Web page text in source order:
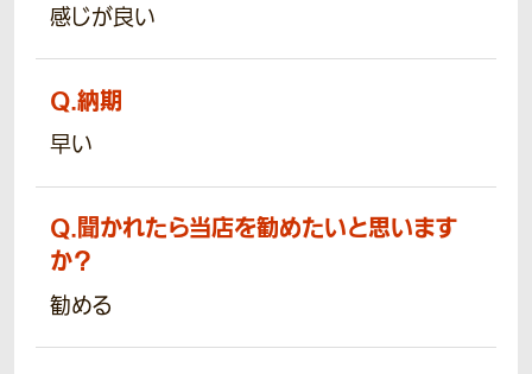
感じが良い
Q.納期
早い
Q.聞かれたら当店を勧めたいと思います
か？
勧める